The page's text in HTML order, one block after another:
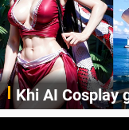
Khi AI Cosplay